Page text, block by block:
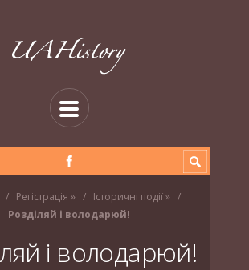
Регістрація » Історичні події»
Розділяй і володарюй!
і володарюй!